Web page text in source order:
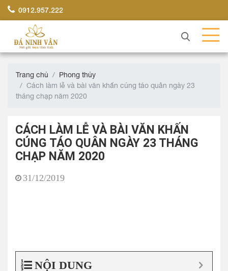
0912.957.222
Trang chủ
Phong thủy
Cách làm lễ và bài văn khấn cúng táo quân ngày 23
tháng chạp năm 2020
CÁCH LÀM LỄ VÀ BÀI VĂN KHẤN
CÚNG TÁO QUÂN NGÀY 23 THÁNG
CHẠP NĂM 2020
31/12/2019
NỘI DUNG